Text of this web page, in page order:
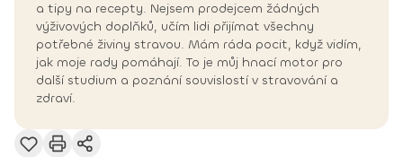
a tipy na recepty. Nejsem prodejcem žádných
výživových doplňků, učím lidi přijímat všechny
potřebné živiny stravou. Mám ráda pocit, když vidím,
jak moje rady pomáhají. To je můj hnací motor pro
další studium a poznání souvislostí v stravování a
zdraví.